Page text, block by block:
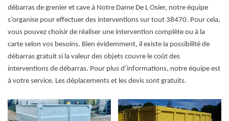
débarras de grenier et cave à Notre Dame De L Osier, notre équipe
s’organise pour effectuer des interventions sur tout 38470. Pour cela,
vous pouvez choisir de réaliser une intervention complète ou à la
carte selon vos besoins. Bien évidemment, il existe la possibilité de
débarras gratuit si la valeur des objets couvre le coût des
interventions de débarras. Pour plus d’informations, notre équipe est
à votre service. Les déplacements et les devis sont gratuits.